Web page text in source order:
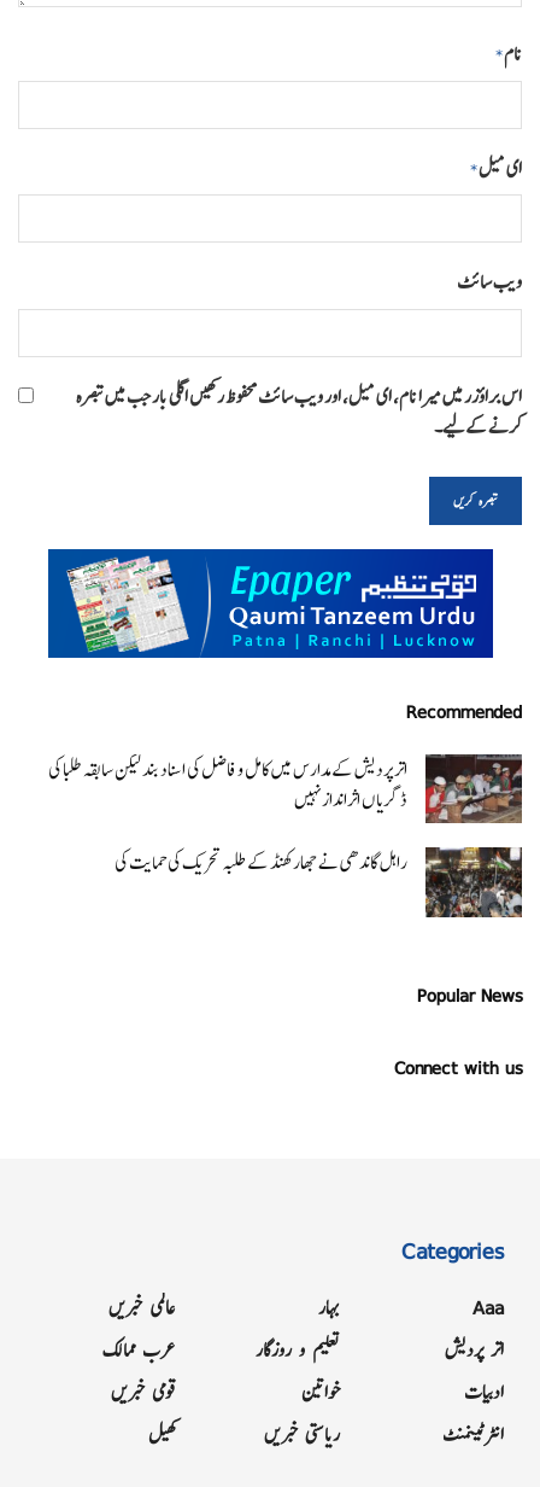
نام*
ای میل*
ویب‌ سائٹ
اس براؤزر میں میرا نام، ای میل، اور ویب سائٹ محفوظ رکھیں اگلی بار جب میں تبصرہ
کرنے کےلیے۔
Recommended
اتر پردیش کےمدارس میں کامل و فاضل کی اسناد بند لیکن سابقہ طلبا کی
ڈگریا ں اثرانداز نہیں
راہل گاندھی نے جھارکھنڈ کے طلبہ تحریک کی حمایت کی
Popular News
Connect with us
Categories
Aaa
اتر پردیش
ادبیات
انٹرٹینمنٹ
بہار
تعلیم و روزگار
خواتین
ریاستی خبریں
عالمی خبریں
عرب ممالک
قومی خبریں
کھیل